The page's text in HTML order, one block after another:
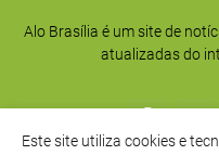
Alo Brasília é um site de
atualizadas do
Este site utiliza cookies e